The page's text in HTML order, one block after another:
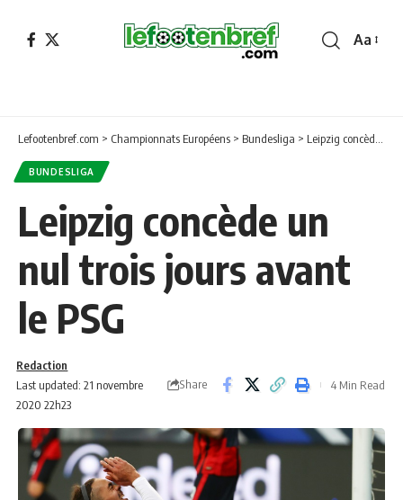
Font
Aa
Lefootenbref.com > Championnats Européens > Bundesliga > Leipzig concède un nul trois jours avant le PSG
BUNDESLIGA
Leipzig concède un
nul trois jours avant
le PSG
Last updated: 21 novembre
2020 22h23
Redaction
Share
4 Min Read